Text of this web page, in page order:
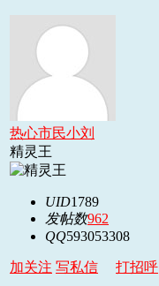
热心市民小刘
精灵王
UID1789
发帖数962
QQ593053308
加关注 写私信 打招呼